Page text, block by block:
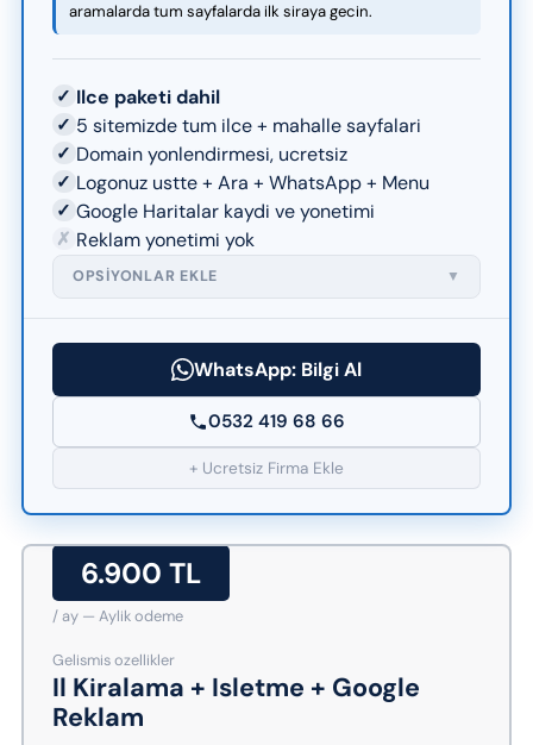
aramalarda tum sayfalarda ilk siraya gecin.
✓ Ilce paketi dahil
✓ 5 sitemizde tum ilce + mahalle sayfalari
✓ Domain yonlendirmesi, ucretsiz
✓ Logonuz ustte + Ara + WhatsApp + Menu
✓ Google Haritalar kaydi ve yonetimi
✗ Reklam yonetimi yok
OPSIYONLAR EKLE ▼
WhatsApp: Bilgi Al
0532 419 68 66
+ Ucretsiz Firma Ekle
6.900 TL
/ ay — Aylik odeme
Gelismis ozellikler
Il Kiralama + Isletme + Google
Reklam